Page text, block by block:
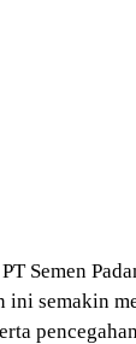
Semen
semakin